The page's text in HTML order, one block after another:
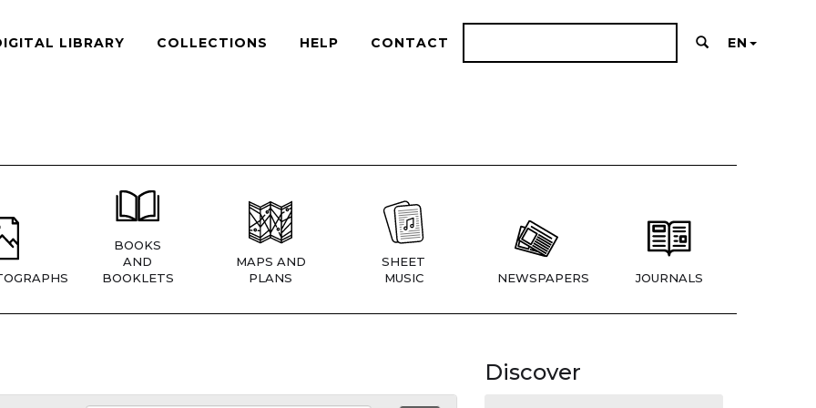
LIBRARY COLLECTIONS HELP CONTACT EN
BOOKS
AND
BOOKLETS
MAPS AND
PLANS
SHEET
MUSIC
NEWSPAPERS JOURNALS
Discover